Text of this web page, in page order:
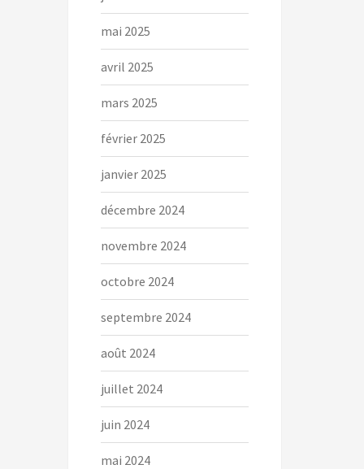
mai 2025
avril 2025
mars 2025
février 2025
janvier 2025
décembre 2024
novembre 2024
octobre 2024
septembre 2024
août 2024
juillet 2024
juin 2024
mai 2024